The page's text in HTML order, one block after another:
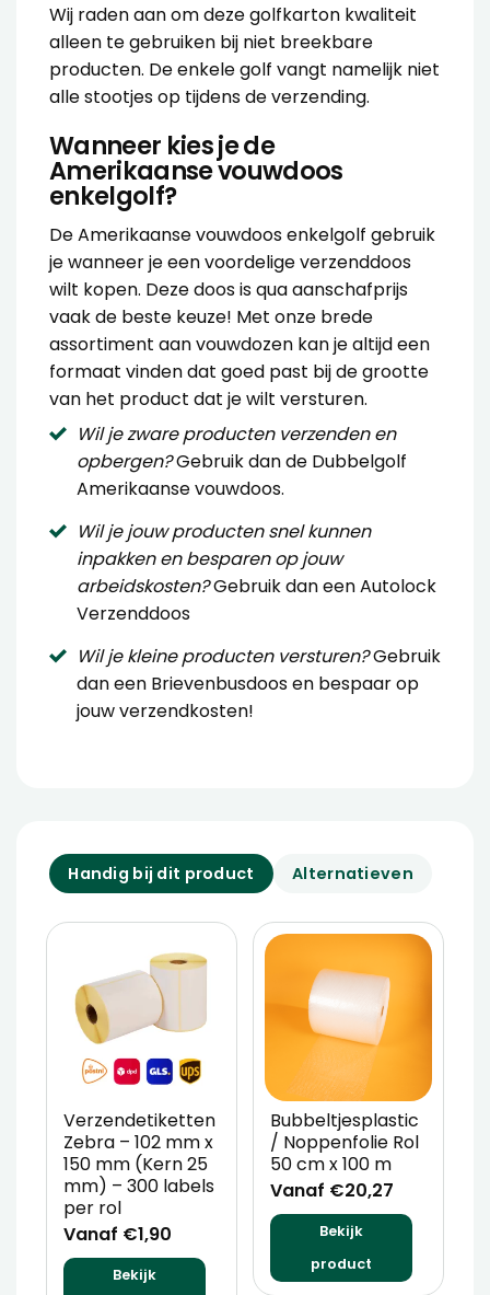
Wij raden aan om deze golfkarton kwaliteit
alleen te gebruiken bij niet breekbare
producten. De enkele golf vangt namelijk niet
alle stootjes op tijdens de verzending.
Wanneer kies je de
Amerikaanse vouwdoos
enkelgolf?
DeAmerikaanse vouwdoos enkelgolf gebruik
je wanneer je een voordelige verzenddoos
wilt kopen. Deze doos is qua aanschafprijs
vaak de beste keuze! Met onze brede
assortiment aan vouwdozen kan je altijd een
formaat vinden dat goed past bij de grootte
van het product dat je wilt versturen.
Wil je zware producten verzenden en
opbergen?Gebruik dan de Dubbelgolf
Amerikaanse vouwdoos.
Wil je jouw producten snel kunnen
inpakken en besparen op jouw
arbeidskosten?Gebruik dan eenAutolock
Verzenddoos
Wil je kleine producten versturen?Gebruik
dan een Brievenbusdoosen bespaar op
jouw verzendkosten!
Handig bij dit product Alternatieven
Verzendetiketten
Zebra – 102 mm x
150 mm (Kern 25
mm) – 300 labels
per rol
Vanaf €1,90
Bekijk
Bubbeltjesplastic
/ Noppenfolie Rol
50 cm x 100 m
Vanaf €20,27
Bekijk
product